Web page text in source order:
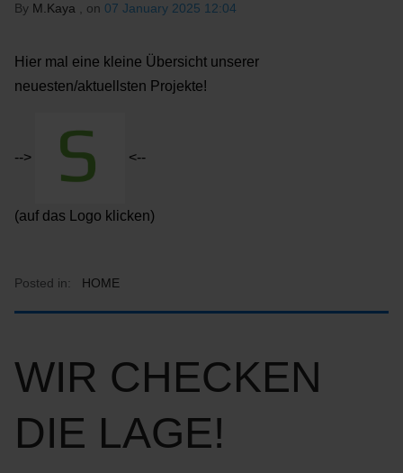
By M.Kaya , on 07 January 2025 12:04
Hier mal eine kleine Übersicht unserer
neuesten/aktuellsten Projekte!
--> <--
(auf das Logo klicken)
Posted in: HOME
WIR CHECKEN
DIE LAGE!